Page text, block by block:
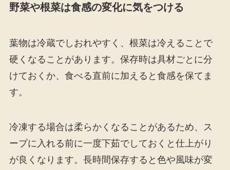
野菜や根菜は食感の変化に気をつける
葉物は冷蔵でしおれやすく、根菜は冷えることで
硬くなることがあります。保存時は具材ごとに分
けておくか、食べる直前に加えると食感を保てま
す。
冷凍する場合は柔らかくなることがあるため、ス
ープに入れる前に一度下茹でしておくと仕上がり
が良くなります。長時間保存すると色や風味が変